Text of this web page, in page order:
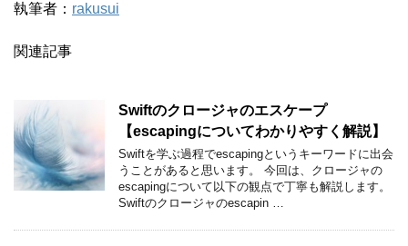
執筆者： rakusui
関連記事
Swiftのクロージャのエスケープ
【escapingについてわかりやすく解説】
Swiftを学ぶ過程でescapingというキーワードに出会
うことがあると思います。 今回は、クロージャの
escapingについて以下の観点で丁寧も解説します。
Swiftのクロージャのescapin …